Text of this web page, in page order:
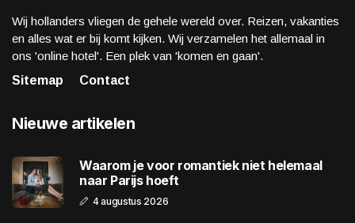
Wij hollanders vliegen de gehele wereld over. Reizen, vakanties
en alles wat er bij komt kijken. Wij verzamelen het allemaal in
ons 'online hotel'. Een plek van 'komen en gaan'.
Sitemap
Contact
Nieuwe artikelen
Waarom je voor romantiek niet helemaal
naar Parijs hoeft
4 augustus 2026